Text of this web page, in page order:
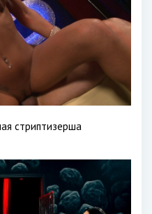
стриптизерша